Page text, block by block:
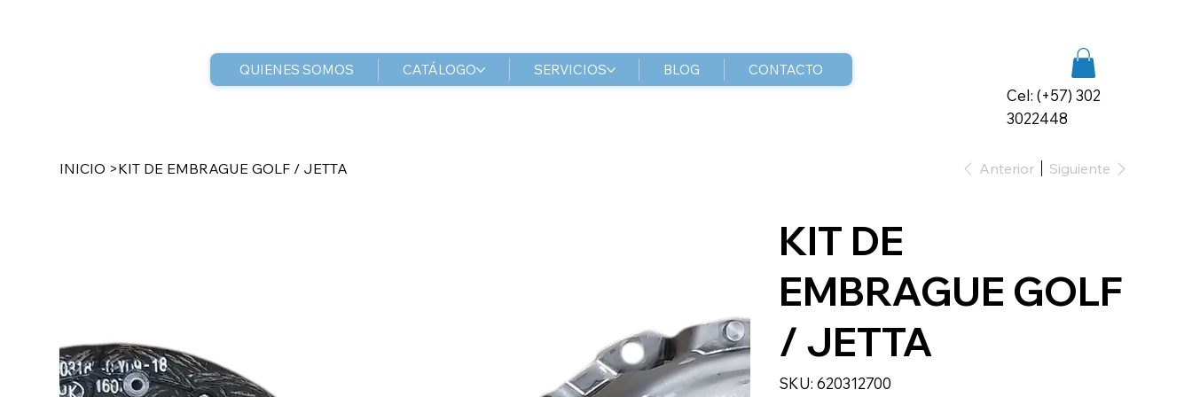
QUIENES SOMOS CATÁLOGO SERVICIOS BLOG CONTACTO
Cel: (+57) 302
3022448
INICIO >KIT DE EMBRAGUE GOLF / JETTA Anterior Siguiente
KIT DE
EMBRAGUE GOLF
/ JETTA
SKU:
SKU
620312700
620312700